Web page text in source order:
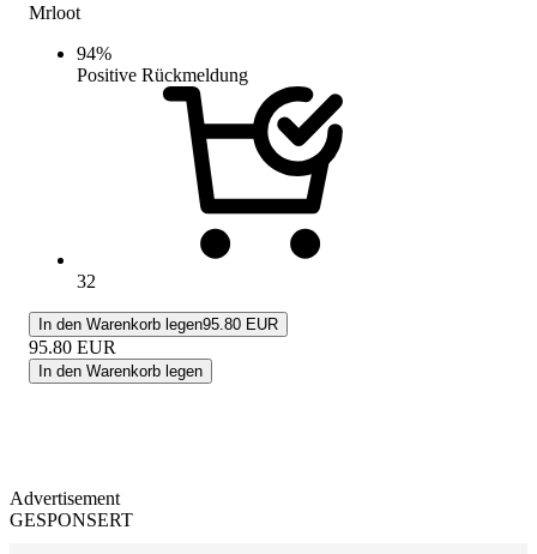
Mrloot
94%
Positive Rückmeldung
32
In den Warenkorb legen95.80 EUR
95.80 EUR
In den Warenkorb legen
Advertisement
GESPONSERT